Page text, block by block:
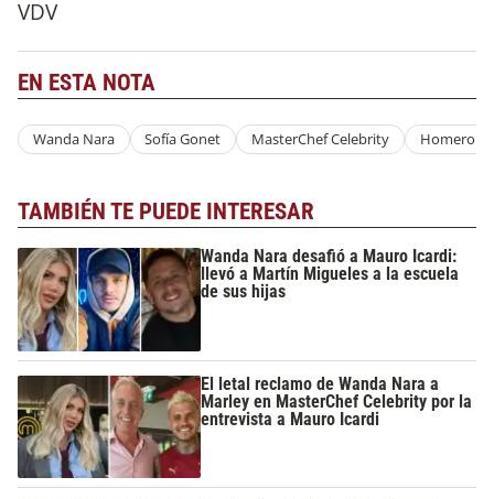
VDV
EN ESTA NOTA
Wanda Nara Sofía Gonet MasterChef Celebrity Homero
TAMBIÉN TE PUEDE INTERESAR
Wanda Nara desafió a Mauro Icardi:
llevó a Martín Migueles a la escuela
de sus hijas
El letal reclamo de Wanda Nara a
Marley en MasterChef Celebrity por la
entrevista a Mauro Icardi